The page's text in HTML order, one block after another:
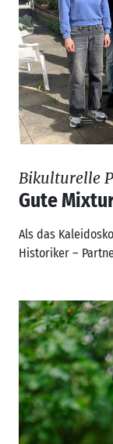
Bikulturelle
Gute
Als das
Historiker –